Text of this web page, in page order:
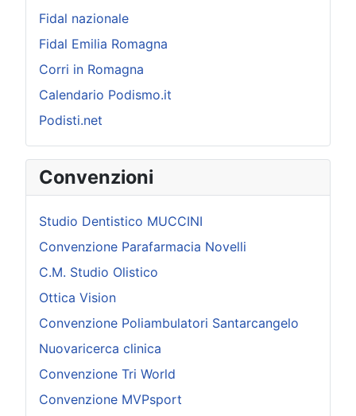
Fidal nazionale
Fidal Emilia Romagna
Corri in Romagna
Calendario Podismo.it
Podisti.net
Convenzioni
Studio Dentistico MUCCINI
Convenzione Parafarmacia Novelli
C.M. Studio Olistico
Ottica Vision
Convenzione Poliambulatori Santarcangelo
Nuovaricerca clinica
Convenzione Tri World
Convenzione MVPsport